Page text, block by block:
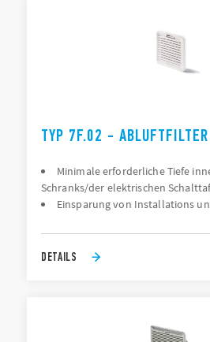
TYP 7F.02 - ABLUFTFILTER
Minimale erforderliche Tiefe
Schranks/der elektrischen
Einsparung von Installations
DETAILS